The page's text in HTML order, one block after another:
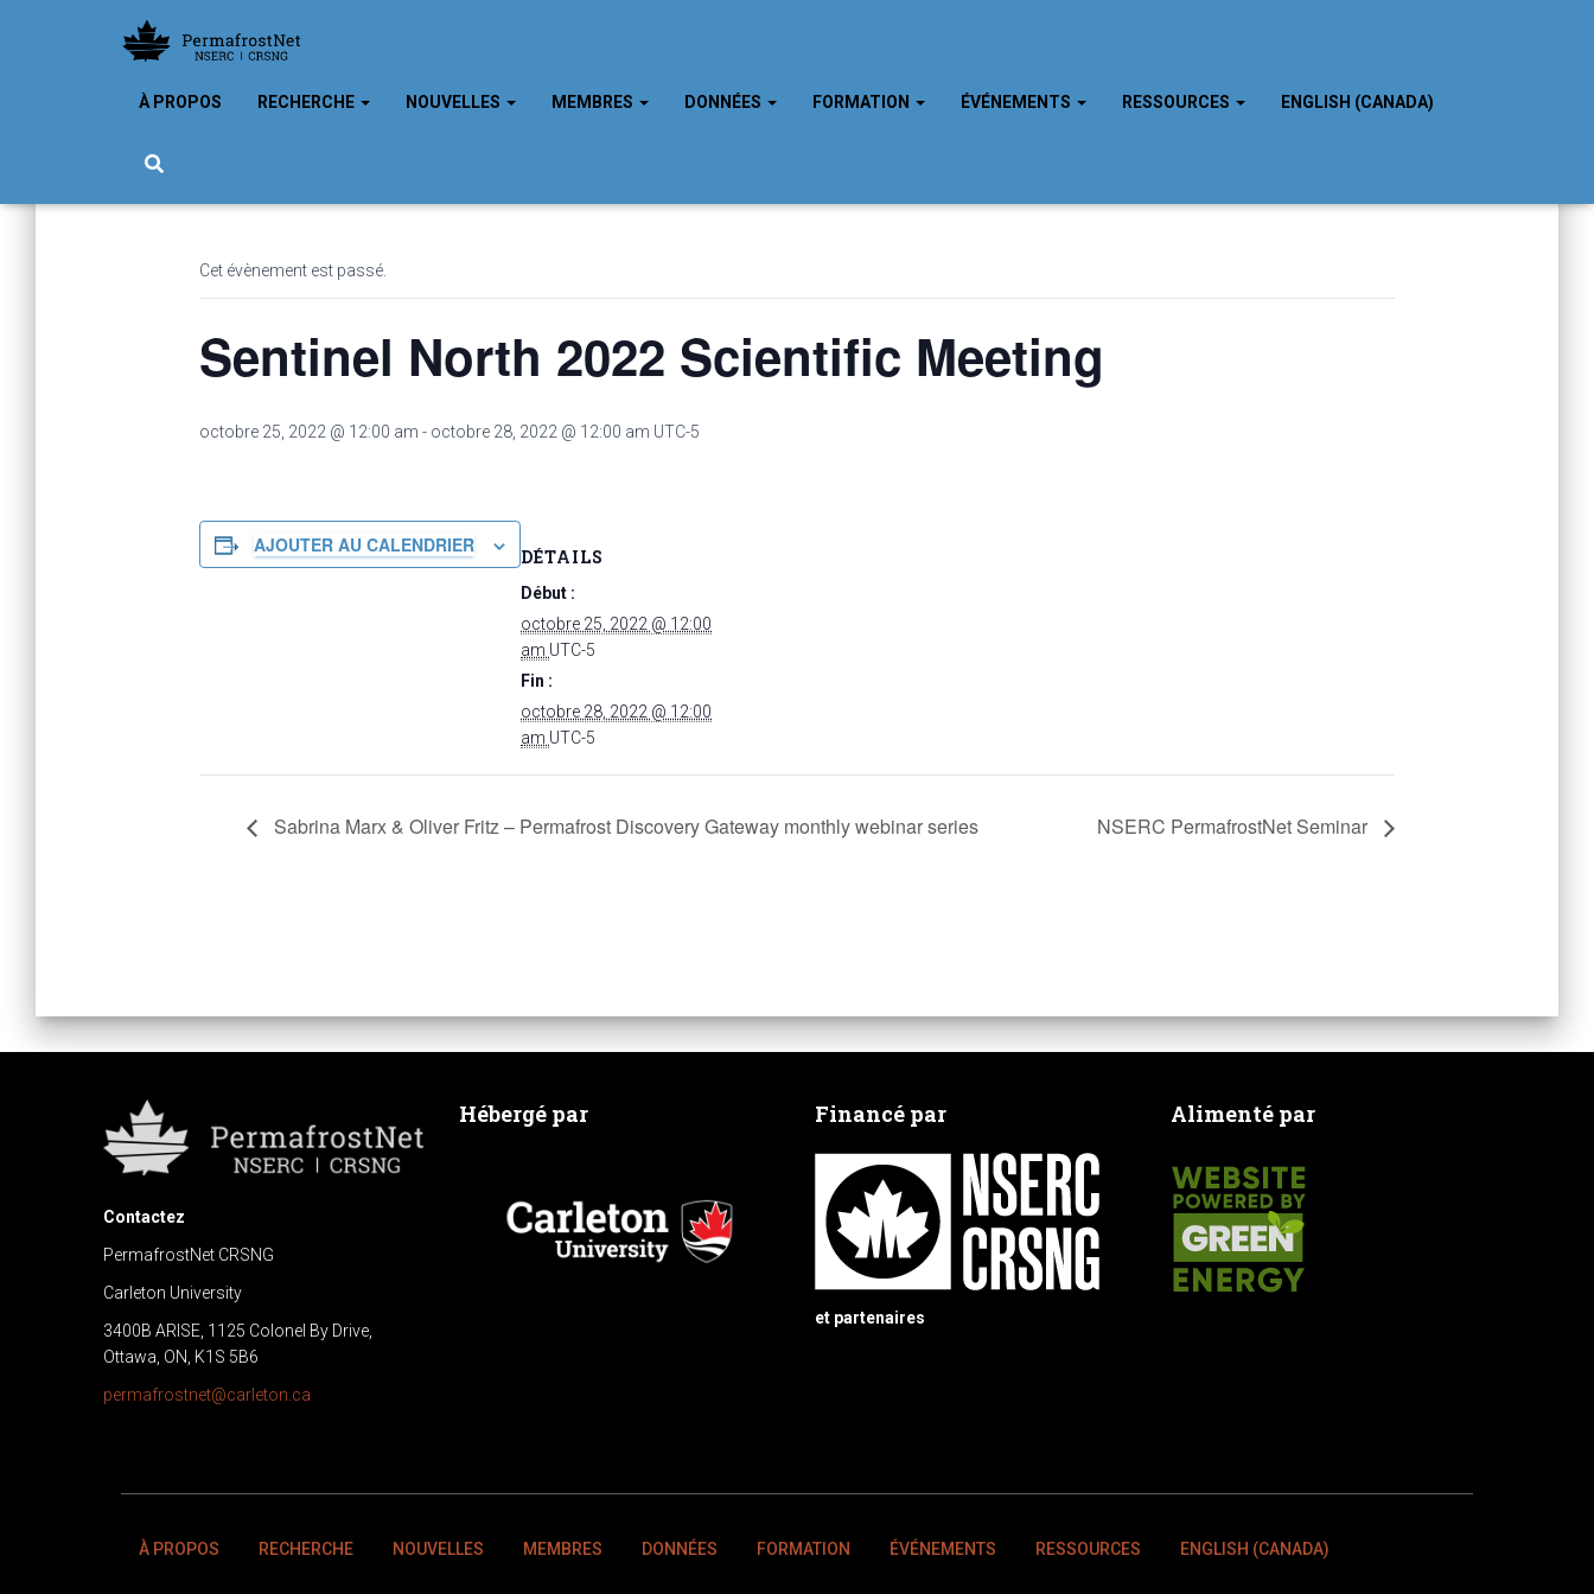
À PROPOS RECHERCHE NOUVELLES MEMBRES DONNÉES FORMATION ÉVÉNEMENTS RESSOURCES ENGLISH (CANADA)
Cet évènement est passé.
Sentinel North 2022 Scientific Meeting
octobre 25, 2022 @ 12:00 am - octobre 28, 2022 @ 12:00 am UTC-5
AJOUTER AU CALENDRIER
DÉTAILS
Début :
octobre 25, 2022 @ 12:00
am UTC-5
Fin :
octobre 28, 2022 @ 12:00
am UTC-5
Sabrina Marx & Oliver Fritz – Permafrost Discovery Gateway monthly webinar series NSERC PermafrostNet Seminar
Contactez
PermafrostNet CRSNG
Carleton University
3400B ARISE, 1125 Colonel By Drive,
Ottawa, ON, K1S 5B6
permafrostnet@carleton.ca
Hébergé par Financé par
et partenaires
Alimenté par
À PROPOS RECHERCHE NOUVELLES MEMBRES DONNÉES FORMATION ÉVÉNEMENTS RESSOURCES ENGLISH (CANADA)